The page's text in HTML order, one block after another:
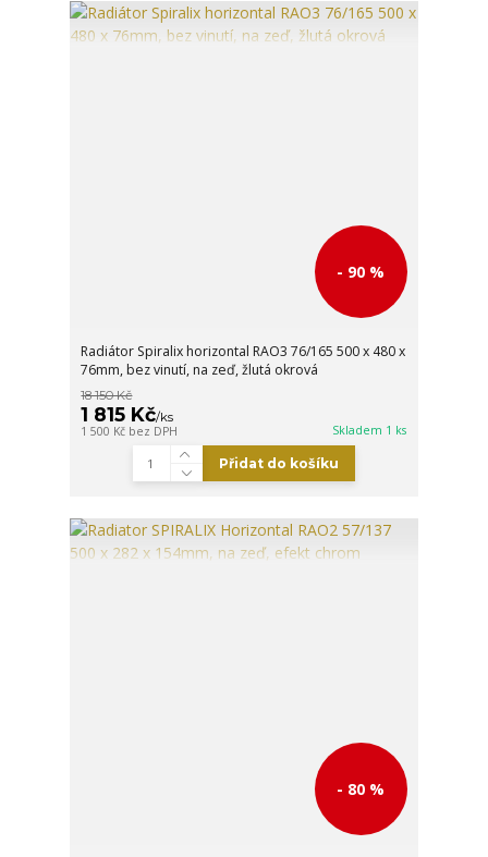
- 90 %
Radiátor Spiralix horizontal RAO3 76/165 500 x 480 x
76mm, bez vinutí, na zeď, žlutá okrová
18 150 Kč
1 815 Kč/ks
1 500 Kč bez DPH Skladem 1 ks
Přidat do košíku
- 80 %